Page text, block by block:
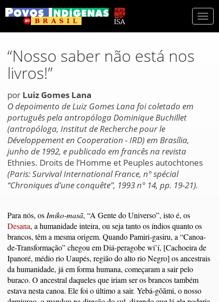
“Nosso saber não está nos
livros!”
por Luiz Gomes Lana
O depoimento de Luiz Gomes Lana foi coletado em
português pela antropóloga Dominique Buchillet
(antropóloga, Institut de Recherche pour le
Développement en Cooperation - IRD) em Brasília,
junho de 1992, e publicado em francês na revista
Ethnies. Droits de l’Homme et Peuples autochtones
(Paris: Survival International France, n° spécial
“Chroniques d’une conquête”, 1993 n° 14, pp. 19-21).
Para nós, os Imiko-masã, “A Gente do Universo”, isto é, os
Desana, a humanidade inteira, ou seja tanto os índios quanto os
brancos, têm a mesma origem. Quando Pamiri-gasiru, a “Canoa-
de-Transformação” chegou em Diá-peragobe wi’í, [Cachoeira de
Ipanoré, médio rio Uaupés, região do alto rio Negro] os ancestrais
da humanidade, já em forma humana, começaram a sair pelo
buraco. O ancestral daqueles que iriam ser os brancos também
estava nesta canoa. Ele foi o último a sair. Yebá-gõãmi, o nosso